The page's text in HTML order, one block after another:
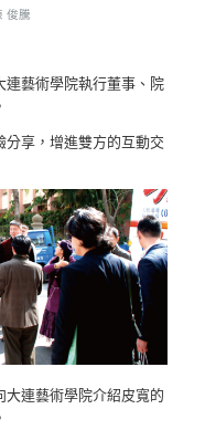
俊騰
藝術學院執行董事、院
享，增進雙方的互動交
連藝術學院介紹皮寬的